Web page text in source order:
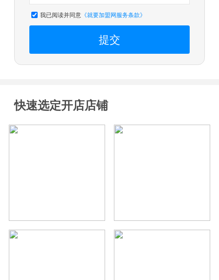
我已阅读并同意《就要加盟网服务条款》
提交
快速选定开店店铺